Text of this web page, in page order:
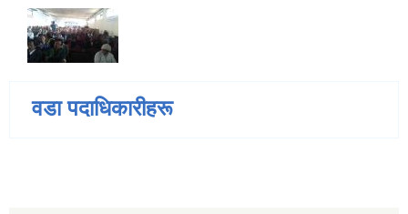
वडा पदाधिकारीहरू